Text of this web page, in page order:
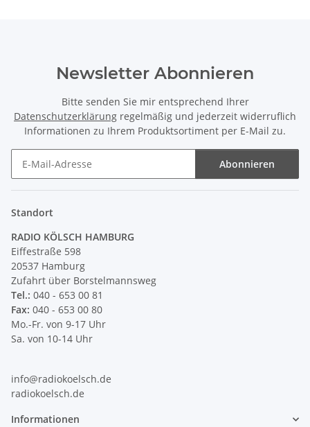
Newsletter Abonnieren
Bitte senden Sie mir entsprechend Ihrer
Datenschutzerklärung regelmäßig und jederzeit widerruflich
Informationen zu Ihrem Produktsortiment per E-Mail zu.
Abonnieren
Standort
RADIO KÖLSCH HAMBURG
Eiffestraße 598
20537 Hamburg
Zufahrt über Borstelmannsweg
Tel.: 040 - 653 00 81
Fax: 040 - 653 00 80
Mo.-Fr. von 9-17 Uhr
Sa. von 10-14 Uhr
info@radiokoelsch.de
radiokoelsch.de
Informationen